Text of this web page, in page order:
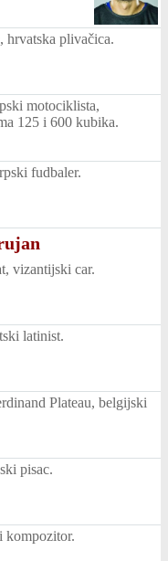
hrvatska plivačica.
motociklista,
125 i 600 kubika.
fudbaler.
vizantijski car.
latinist.
Plateau, belgijski
pisac.
kompozitor.